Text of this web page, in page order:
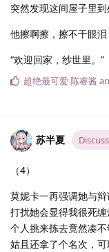
突然发现这间屋子里到
他擦啊擦，擦不干眼泪
“欢迎回家，纱世里。”
超绝最可爱 陈睿酱
苏半夏
（4）
莫妮卡一再强调她与
打扰她会显得我很死
个人挑来拣去竟然凑
姑且还拿了个名次，